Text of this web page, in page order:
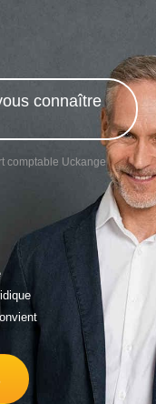
connaître
comptable Uckange